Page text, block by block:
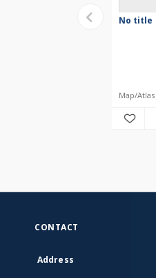
No title
Map/Atlas
CONTACT
Address